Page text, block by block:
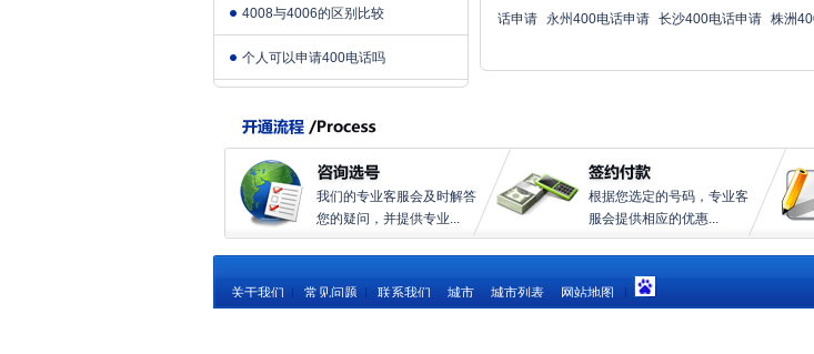
4008与4006的区别比较
个人可以申请400电话吗
话申请 永州400电话申请 长沙400电话申请 株洲
我们的专业客服会及时解答
您的疑问，并提供专业...
根据您选定的号码，专业客
服会提供相应的优惠...
关于我们 常见问题 联系我们 城市 城市列表 网站地图